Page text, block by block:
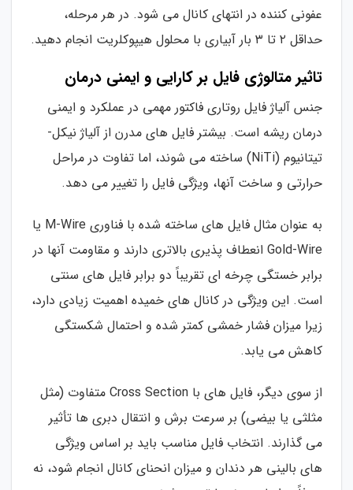
عفونی کننده در انتهای کانال می شود. در هر مرحله،
حداقل ۲ تا ۳ بار آبیاری با محلول هیپوکلریت انجام دهید.
تاثیر متالوژی فایل بر کارایی و ایمنی درمان
جنس آلیاژ فایل روتاری فاکتور مهمی در عملکرد و ایمنی
درمان ریشه است. بیشتر فایل های مدرن از آلیاژ نیکل-
تیتانیوم (NiTi) ساخته می شوند، اما تفاوت در مراحل
حرارتی و ساخت آنها، ویژگی فایل را تغییر می دهد.
به عنوان مثال فایل های ساخته شده با فناوری M-Wire یا
Gold-Wire انعطاف پذیری بالاتری دارند و مقاومت آنها در
برابر خستگی چرخه ای تقریباً دو برابر فایل های سنتی
است. این ویژگی در کانال های خمیده اهمیت زیادی دارد،
زیرا میزان فشار خمشی کمتر شده و احتمال شکستگی
کاهش می یابد.
از سوی دیگر، فایل های با Cross Section متفاوت (مثل
مثلثی یا بیضی) بر سرعت برش و انتقال دبری ها تأثیر
می گذارند. انتخاب فایل مناسب باید بر اساس ویژگی
های بالینی هر دندان و میزان انحنای کانال انجام شود، نه